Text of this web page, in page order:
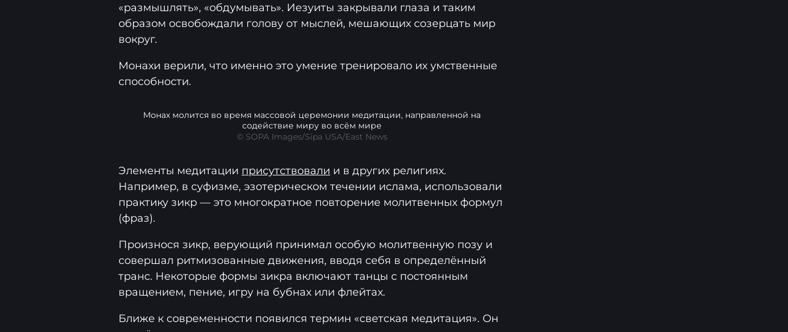
«размышлять», «обдумывать». Иезуиты закрывали глаза и таким
образом освобождали голову от мыслей, мешающих созерцать мир
вокруг.
Монахи верили, что именно это умение тренировало их умственные
способности.
Монах молится во время массовой церемонии медитации, направленной на
содействие миру во всём мире
© SOPA Images/Sipa USA/East News
Элементы медитации присутствовали и в других религиях.
Например, в суфизме, эзотерическом течении ислама, использовали
практику зикр — это многократное повторение молитвенных формул
(фраз).
Произнося зикр, верующий принимал особую молитвенную позу и
совершал ритмизованные движения, вводя себя в определённый
транс. Некоторые формы зикра включают танцы с постоянным
вращением, пение, игру на бубнах или флейтах.
Ближе к современности появился термин «светская медитация». Он